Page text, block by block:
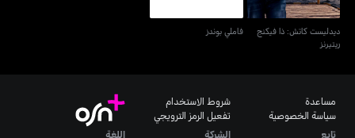
ديدليست كاتش: ذا فيكنج
ريتيرنز
فاملي بوندز
مساعدة
سياسة الخصوصية
شروط الاستخدام
تفعيل الرمز الترويجي
تابع
الشركة اللغة